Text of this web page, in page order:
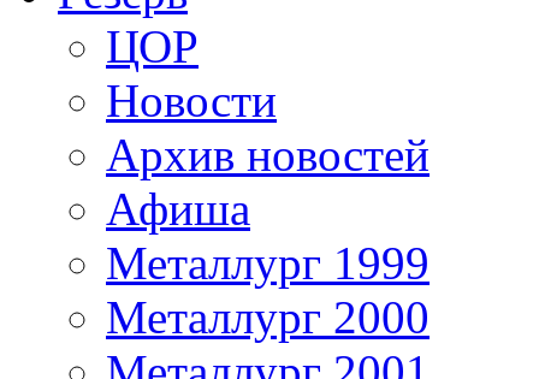
ЦОР
Новости
Архив новостей
Афиша
Металлург 1999
Металлург 2000